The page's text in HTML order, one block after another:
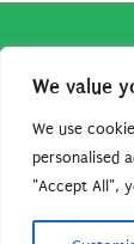
We value
We use
personalised
"Accept All",
associato
Tutti i
per
dei